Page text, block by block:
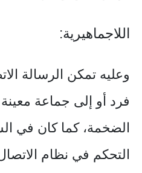
اللاجماهيرية:
وعليه تمكن الرسالة
فرد أو إلى جماعة
الضخمة، كما كان في
التحكم في نظام